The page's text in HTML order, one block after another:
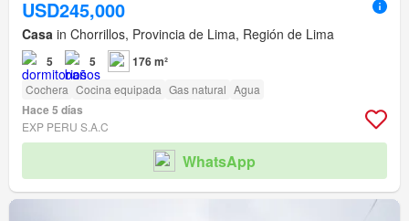
USD245,000
Casa in Chorrillos, Provincia de Lima, Región de Lima
5 5 176 m²
Cochera Cocina equipada Gas natural Agua
Hace 5 días
EXP PERU S.A.C
WhatsApp